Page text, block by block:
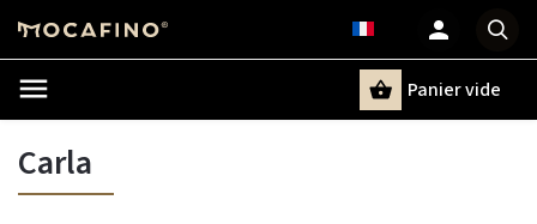
Panier vide
Carla